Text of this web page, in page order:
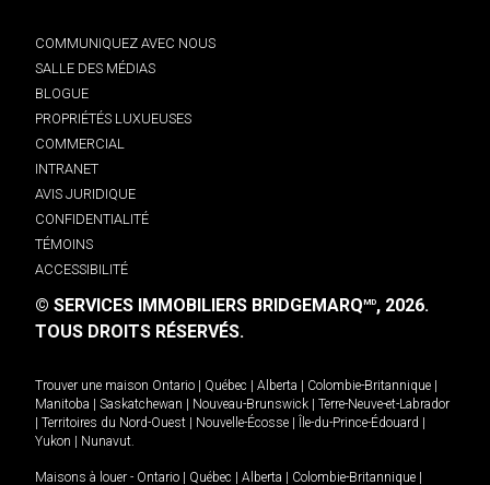
COMMUNIQUEZ AVEC NOUS
SALLE DES MÉDIAS
BLOGUE
PROPRIÉTÉS LUXUEUSES
COMMERCIAL
INTRANET
AVIS JURIDIQUE
CONFIDENTIALITÉ
TÉMOINS
ACCESSIBILITÉ
© SERVICES IMMOBILIERS BRIDGEMARQMD, 2026.
TOUS DROITS RÉSERVÉS.
Trouver une maison Ontario Québec Alberta Colombie-Britannique
Manitoba
Saskatchewan Nouveau-Brunswick
Terre-Neuve-et-Labrador
Territoires du Nord-Ouest Nouvelle-Écosse Île-du-Prince-Édouard
Yukon
Nunavut.
Maisons à louer - Ontario Québec Alberta Colombie-Britannique